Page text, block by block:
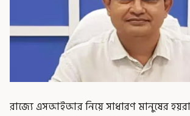
রাজ্যে এসআইআর নিয়ে সাধারণ মানুষের